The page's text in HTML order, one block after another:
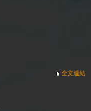
全文連結